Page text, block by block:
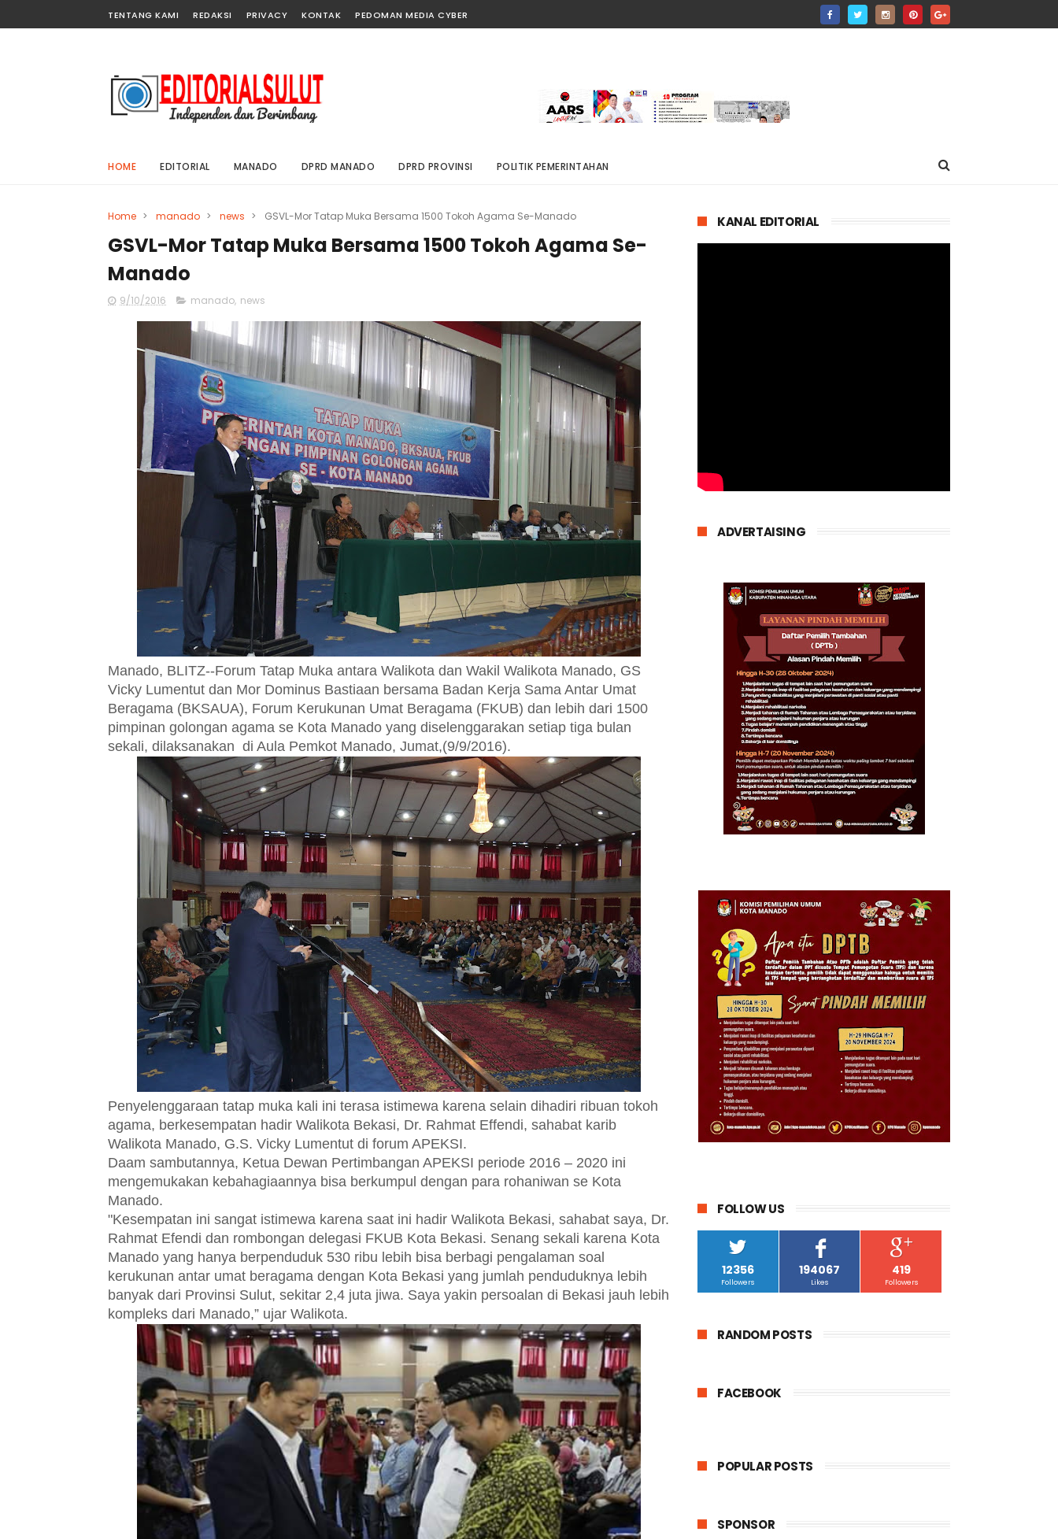
TENTANG KAMI REDAKSI PRIVACY KONTAK PEDOMAN MEDIA CYBER
HOME EDITORIAL MANADO DPRD MANADO DPRD PROVINSI POLITIK PEMERINTAHAN
Home > manado > news > GSVL-Mor Tatap Muka Bersama 1500 Tokoh Agama Se-Manado
GSVL-Mor Tatap Muka Bersama 1500 Tokoh Agama Se-
Manado
9/10/2016 manado, news
Manado, BLITZ--Forum Tatap Muka antara Walikota dan Wakil Walikota Manado, GS
Vicky Lumentut dan Mor Dominus Bastiaan bersama Badan Kerja Sama Antar Umat
Beragama (BKSAUA), Forum Kerukunan Umat Beragama (FKUB) dan lebih dari 1500
pimpinan golongan agama se Kota Manado yang diselenggarakan setiap tiga bulan
sekali, dilaksanakan di Aula Pemkot Manado, Jumat,(9/9/2016).
Penyelenggaraan tatap muka kali ini terasa istimewa karena selain dihadiri ribuan tokoh
agama, berkesempatan hadir Walikota Bekasi, Dr. Rahmat Effendi, sahabat karib
Walikota Manado, G.S. Vicky Lumentut di forum APEKSI.
Daam sambutannya, Ketua Dewan Pertimbangan APEKSI periode 2016 – 2020 ini
mengemukakan kebahagiaannya bisa berkumpul dengan para rohaniwan se Kota
Manado.
"Kesempatan ini sangat istimewa karena saat ini hadir Walikota Bekasi, sahabat saya, Dr.
Rahmat Efendi dan rombongan delegasi FKUB Kota Bekasi. Senang sekali karena Kota
Manado yang hanya berpenduduk 530 ribu lebih bisa berbagi pengalaman soal
kerukunan antar umat beragama dengan Kota Bekasi yang jumlah penduduknya lebih
banyak dari Provinsi Sulut, sekitar 2,4 juta jiwa. Saya yakin persoalan di Bekasi jauh lebih
kompleks dari Manado,” ujar Walikota.
KANAL EDITORIAL
ADVERTAISING
FOLLOW US
12356
Followers
194067
Likes
419
Followers
RANDOM POSTS
FACEBOOK
POPULAR POSTS
SPONSOR